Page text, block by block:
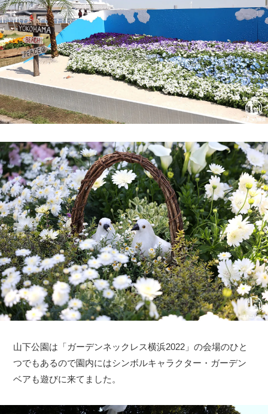
山下公園は「ガーデンネックレス横浜2022」の会場のひと
つでもあるので園内にはシンボルキャラクター・ガーデン
ベアも遊びに来てました。